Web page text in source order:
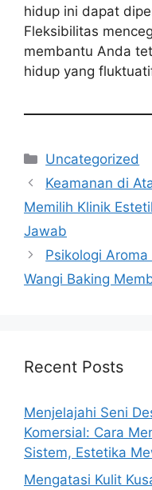
hidup ini dapat
Fleksibilitas
membantu Anda
hidup yang
Categories
Uncategorized
Keamanan di
Memilih Klinik
Jawab
Psikologi
Wangi Baking
Recent Posts
Menjelajahi Seni
Komersial: Cara
Sistem, Estetika
Mengatasi Kulit